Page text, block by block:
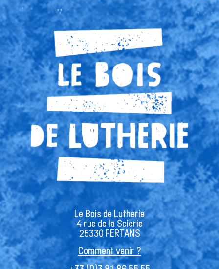
Le Bois de Lutherie
4 rue de la Scierie
25330 FERTANS
Comment venir ?